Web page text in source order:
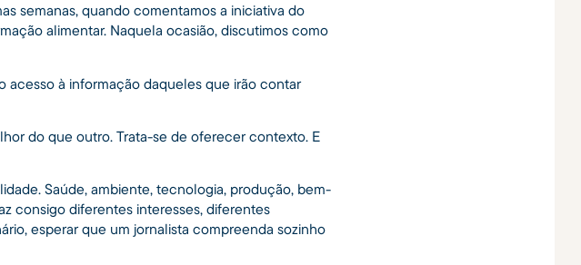
semanas, quando comentamos a iniciativa do
alimentar. Naquela ocasião, discutimos como
acesso à informação daqueles que irão contar
do que outro. Trata-se de oferecer contexto. E
Saúde, ambiente, tecnologia, produção, bem-
consigo diferentes interesses, diferentes
esperar que um jornalista compreenda sozinho